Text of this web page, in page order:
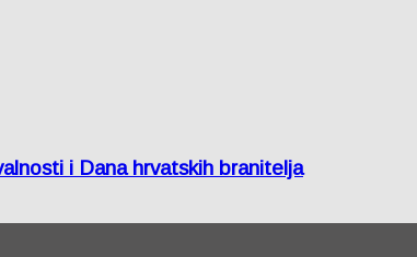
i Dana hrvatskih branitelja